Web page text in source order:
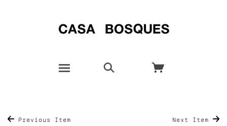
Previous Item Next Item